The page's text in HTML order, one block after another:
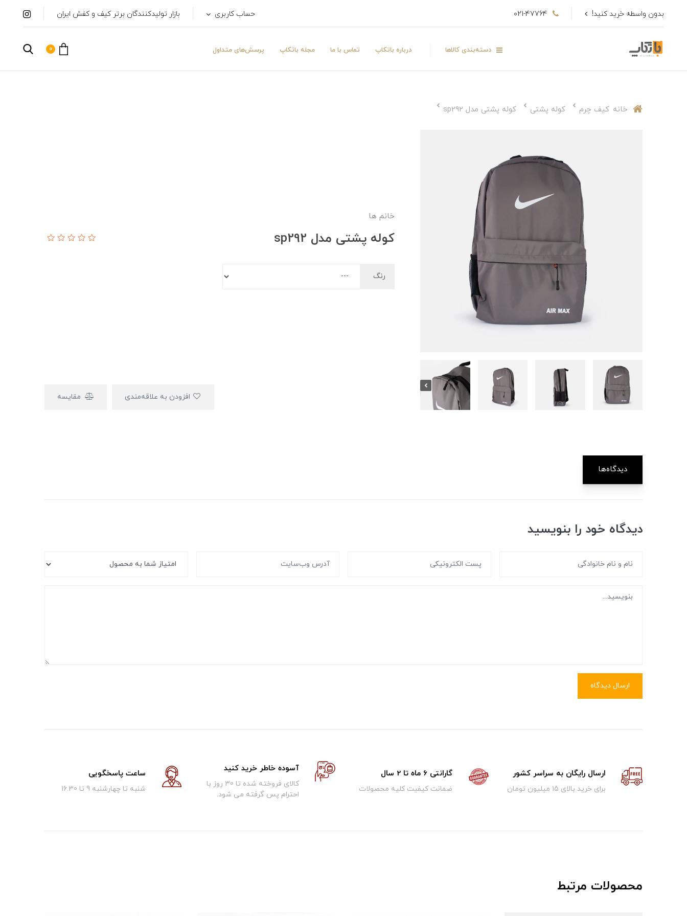
بدون واسطه خرید کنید! 021-47764 حساب کاربری بازار تولیدکنندگان برتر کیف و کفش ایران
دسته‌بندی کالاها درباره باتکاپ تماس با ما مجله باتکاپ پرسش‌های متداول 0
خانه کیف چرم کوله پشتی کوله پشتی مدل sp292
خانم ها
کوله پشتی مدل sp292
رنگ
مقایسه
دیدگاه‌ها
دیدگاه خود را بنویسید
ارسال دیدگاه
ارسال رایگان به سراسر کشور
برای خرید بالای ۱5 میلیون تومان
گارانتی 6 ماه تا 2 سال
ضمانت کیفیت کلیه محصولات
آسوده خاطر خرید کنید
کالای فروخته شده تا 30 روز با
احترام پس گرفته می شود.
ساعت پاسخگویی
شنبه تا چهارشنبه 9 تا 16.30
محصولات مرتبط